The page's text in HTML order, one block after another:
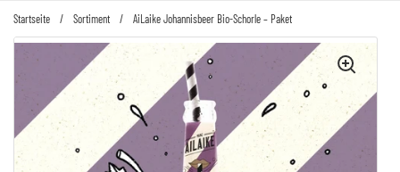
Startseite / Sortiment / AiLaike Johannisbeer Bio-Schorle – Paket